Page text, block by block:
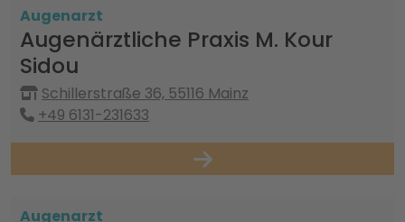
Augenarzt
Augenärztliche Praxis M. Kour
Sidou
Schillerstraße 36, 55116 Mainz
+49 6131-231633
Augenarzt